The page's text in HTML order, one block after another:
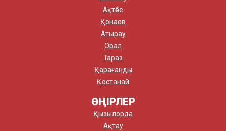
Ақтөбе
Қонаев
Атырау
Орал
Тараз
Қарағанды
Қостанай
ӨҢІРЛЕР
Қызылорда
Ақтау